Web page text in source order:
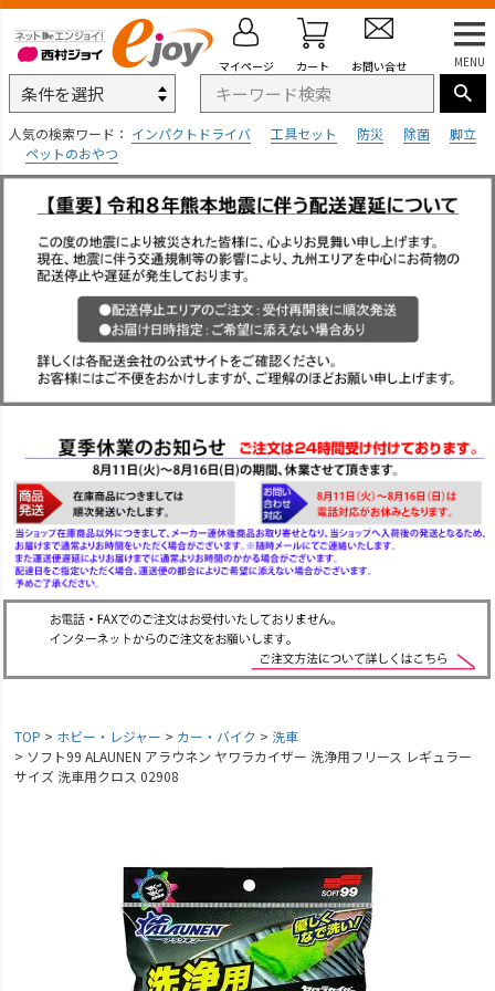
MENU
人気の検索ワード： インパクトドライバ 工具セット 防災 除菌
脚立
ペットのおやつ
マイページ カート お問い合せ
TOP ホビー・レジャー カー・バイク
洗車
ソフト99 ALAUNEN アラウネン ヤワラカイザー 洗浄用フリース レギュラー
サイズ 洗車用クロス 02908